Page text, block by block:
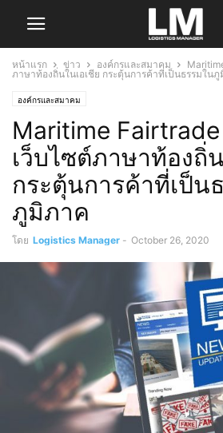
หน้าแรก ข่าว องค์กรและสมาคม
ภาษาท้องถิ่นในเอเชีย กระตุ้นการค้าที่เป็นธรรมใน
องค์กรและสมาคม
Maritime Fairtrade
เว็บไซต์ภาษาท้องถิ่
กระตุ้นการค้าที่เป็น
ภูมิภาค
โดย Logistics Manager - October 26, 2020